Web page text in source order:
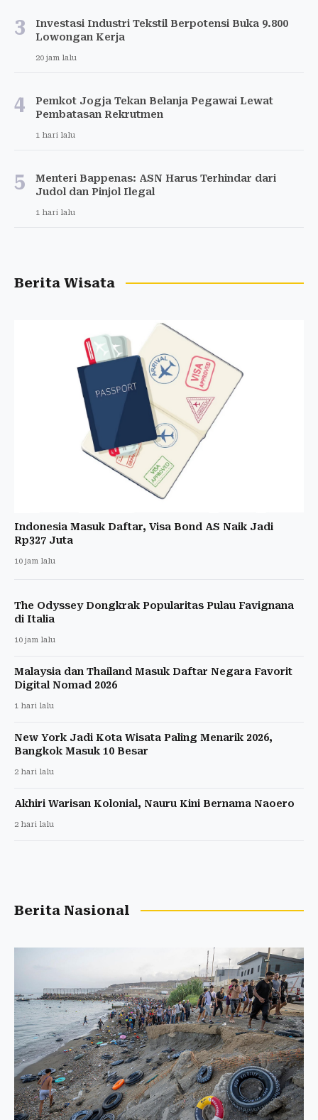
3
Investasi Industri Tekstil Berpotensi Buka 9.800
Lowongan Kerja
20 jam lalu
4
Pemkot Jogja Tekan Belanja Pegawai Lewat
Pembatasan Rekrutmen
1 hari lalu
5
Menteri Bappenas: ASN Harus Terhindar dari
Judol dan Pinjol Ilegal
1 hari lalu
Berita Wisata
Indonesia Masuk Daftar, Visa Bond AS Naik Jadi
Rp327 Juta
10 jam lalu
The Odyssey Dongkrak Popularitas Pulau Favignana
di Italia
10 jam lalu
Malaysia dan Thailand Masuk Daftar Negara Favorit
Digital Nomad 2026
1 hari lalu
New York Jadi Kota Wisata Paling Menarik 2026,
Bangkok Masuk 10 Besar
2 hari lalu
Akhiri Warisan Kolonial, Nauru Kini Bernama Naoero
2 hari lalu
Berita Nasional